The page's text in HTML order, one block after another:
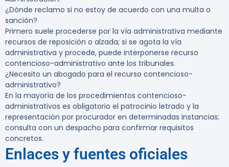
¿Dónde reclamo si no estoy de acuerdo con una multa o
sanción?
Primero suele procederse por la vía administrativa mediante
recursos de reposición o alzada; si se agota la vía
administrativa y procede, puede interponerse recurso
contencioso-administrativo ante los tribunales.
¿Necesito un abogado para el recurso contencioso-
administrativo?
En la mayoría de los procedimientos contencioso-
administrativos es obligatorio el patrocinio letrado y la
representación por procurador en determinadas instancias;
consulta con un despacho para confirmar requisitos
concretos.
Enlaces y fuentes oficiales